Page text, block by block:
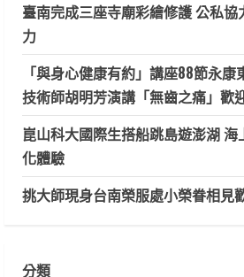
臺南完成三座寺廟彩繪修護 公私
力
「與身心健康有約」講座88節永
技術師胡明芳演講「無齒之痛」歡
崑山科大國際生搭船跳島遊澎湖
化體驗
挑大師現身台南榮服處小榮眷相見
分類